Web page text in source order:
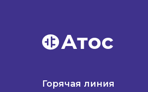
Атос
Горячая линия